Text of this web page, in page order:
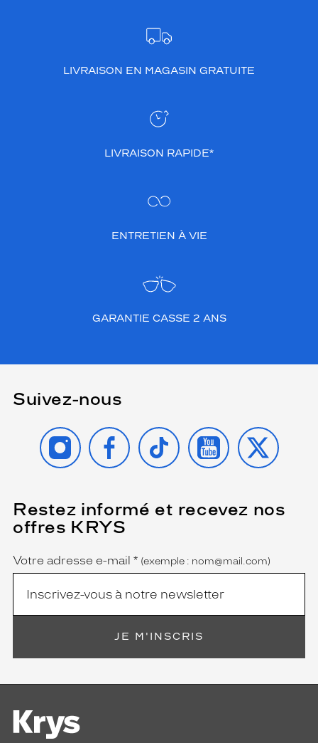
LIVRAISON EN MAGASIN GRATUITE
LIVRAISON RAPIDE*
ENTRETIEN À VIE
GARANTIE CASSE 2 ANS
Suivez-nous
INSTAGRAMFACEBOOK
TIKTOK YOUTUBE
X
Restez informé et recevez nos
offres KRYS
Name
Votre adresse e-mail *
(Ce
champ
est
(exemple : nom@mail.com)
JE M'INSCRIS